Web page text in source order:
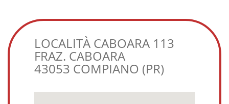
LOCALITÀ CABOARA 113
FRAZ. CABOARA
43053 COMPIANO (PR)